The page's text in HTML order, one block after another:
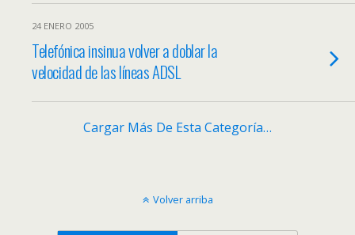
24 ENERO 2005
Telefónica insinua volver a doblar la
velocidad de las líneas ADSL
Cargar Más De Esta Categoría…
Volver arriba